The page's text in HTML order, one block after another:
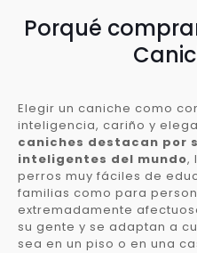
Porqué
Elegir un caniche como
inteligencia, cariño y
caniches destacan por
inteligentes del mundo,
perros muy fáciles de
familias como para
extremadamente
su gente y se adaptan a
sea en un piso o en una